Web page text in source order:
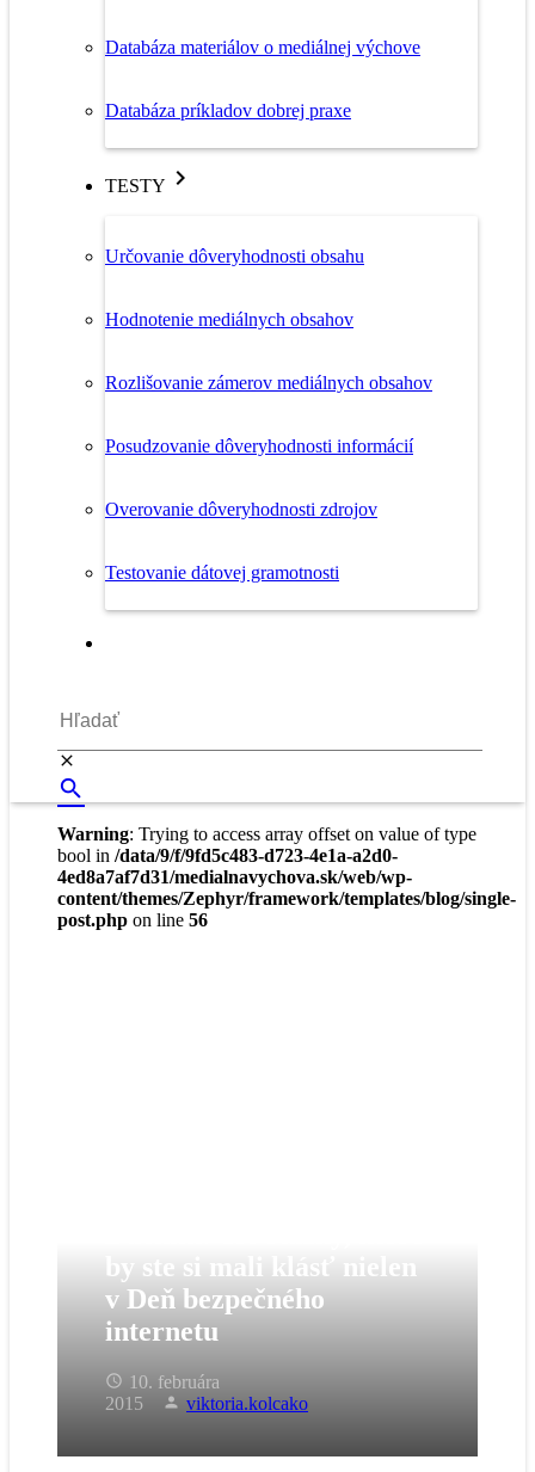
Databáza materiálov o mediálnej výchove
Databáza príkladov dobrej praxe
TESTY
Určovanie dôveryhodnosti obsahu
Hodnotenie mediálnych obsahov
Rozlišovanie zámerov mediálnych obsahov
Posudzovanie dôveryhodnosti informácií
Overovanie dôveryhodnosti zdrojov
Testovanie dátovej gramotnosti
Warning: Trying to access array offset on value of type
bool in /data/9/f/9fd5c483-d723-4e1a-a2d0-
4ed8a7af7d31/medialnavychova.sk/web/wp-
content/themes/Zephyr/framework/templates/blog/single-
post.php on line 56
by ste si mali klásť nielen
v Deň bezpečného
internetu
10. februára
2015
viktoria.kolcako